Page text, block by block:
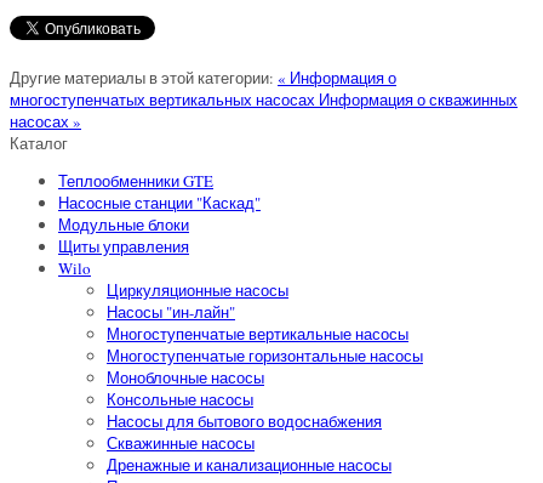
Другие материалы в этой категории: « Информация о
многоступенчатых вертикальных насосах Информация о скважинных
насосах »
Каталог
Теплообменники GTE
Насосные станции "Каскад"
Модульные блоки
Щиты управления
Wilo
Циркуляционные насосы
Насосы "ин-лайн"
Многоступенчатые вертикальные насосы
Многоступенчатые горизонтальные насосы
Моноблочные насосы
Консольные насосы
Насосы для бытового водоснабжения
Скважинные насосы
Дренажные и канализационные насосы